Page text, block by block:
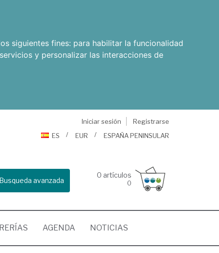
siguientes fines: para habilitar la funcionalidad
y personalizar las interacciones de
Iniciar sesión
Registrarse
ES
EUR ESPAÑA PENINSULAR
Busqueda avanzada
0 artículos
0
AGENDA NOTICIAS